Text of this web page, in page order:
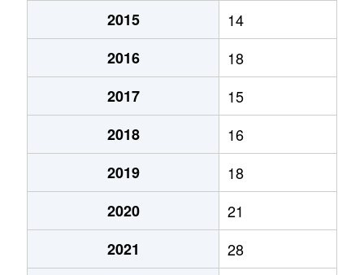
2015
14
2016
18
2017
15
2018
16
2019
18
2020
21
2021
28